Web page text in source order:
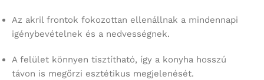
Az akril frontok fokozottan ellenállnak a mindennapi
igénybevételnek és a nedvességnek.
A felület könnyen tisztítható, így a konyha hosszú
távon is megőrzi esztétikus megjelenését.